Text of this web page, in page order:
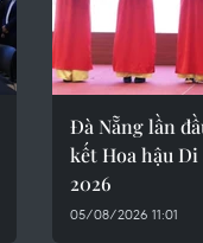
Đà Nẵng lần
kết Hoa hậu Di
2026
05/08/2026 11:01